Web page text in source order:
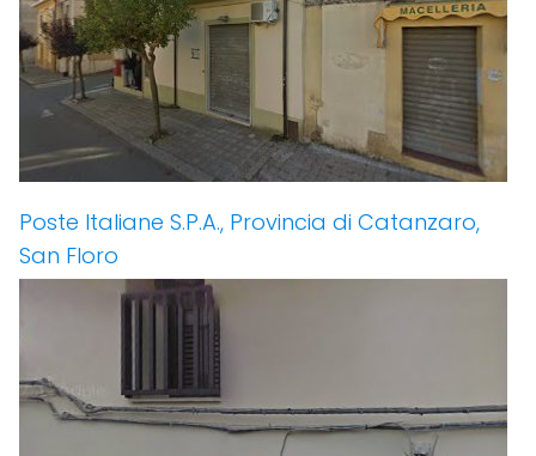
Poste Italiane S.P.A., Provincia di Catanzaro,
San Floro